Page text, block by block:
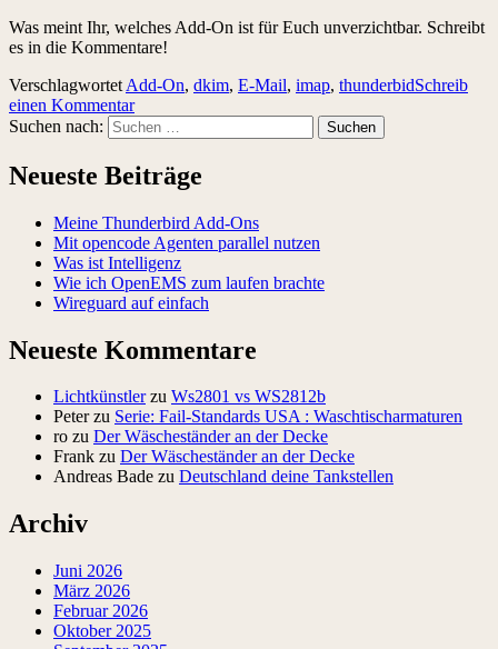
Was meint Ihr, welches Add-On ist für Euch unverzichtbar. Schreibt
es in die Kommentare!
Verschlagwortet Add-On, dkim, E-Mail, imap, thunderbidSchreib
einen Kommentar
Suchen nach:
Neueste Beiträge
Meine Thunderbird Add-Ons
Mit opencode Agenten parallel nutzen
Was ist Intelligenz
Wie ich OpenEMS zum laufen brachte
Wireguard auf einfach
Neueste Kommentare
Lichtkünstlerzu Ws2801 vs WS2812b
Peterzu Serie: Fail-Standards USA : Waschtischarmaturen
ro zu Der Wäscheständer an der Decke
Frank zu Der Wäscheständer an der Decke
Andreas Bade zu Deutschland deine Tankstellen
Archiv
Juni 2026
März 2026
Februar 2026
Oktober 2025